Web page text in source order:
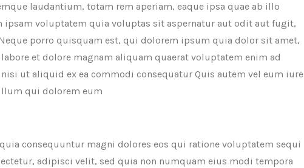
laudantium, totam rem aperiam, eaque ipsa quae ab illo
ipsam voluptatem quia voluptas sit aspernatur aut odit aut fugit,
porro quisquam est, qui dolorem ipsum quia dolor sit amet,
et dolore magnam aliquam quaerat voluptatem enim ad
ut aliquid ex ea commodi consequatur Quis autem vel eum iure
qui dolorem eum
consequuntur magni dolores eos qui ratione voluptatem sequi
adipisci velit, sed quia non numquam eius modi tempora